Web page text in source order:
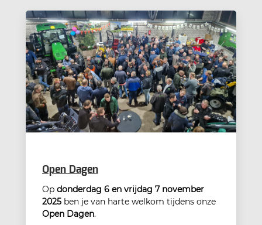
Open Dagen
Op donderdag 6 en vrijdag 7 november
2025 ben je van harte welkom tijdens onze
Open Dagen.